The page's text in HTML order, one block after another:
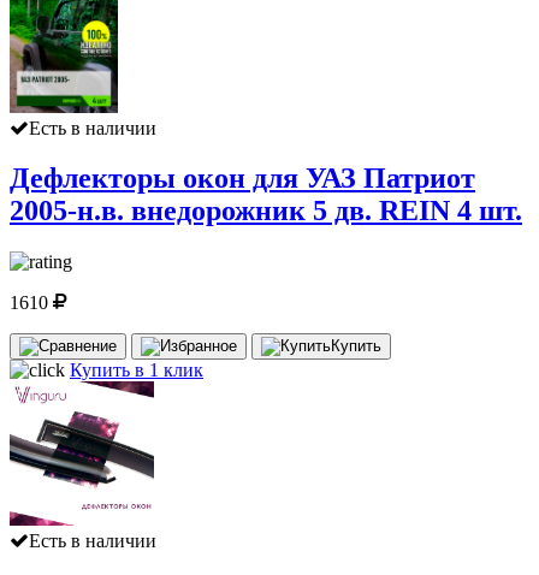
Есть в наличии
Дефлекторы окон для УАЗ Патриот
2005-н.в. внедорожник 5 дв. REIN 4 шт.
1610
Купить
Купить в 1 клик
Есть в наличии